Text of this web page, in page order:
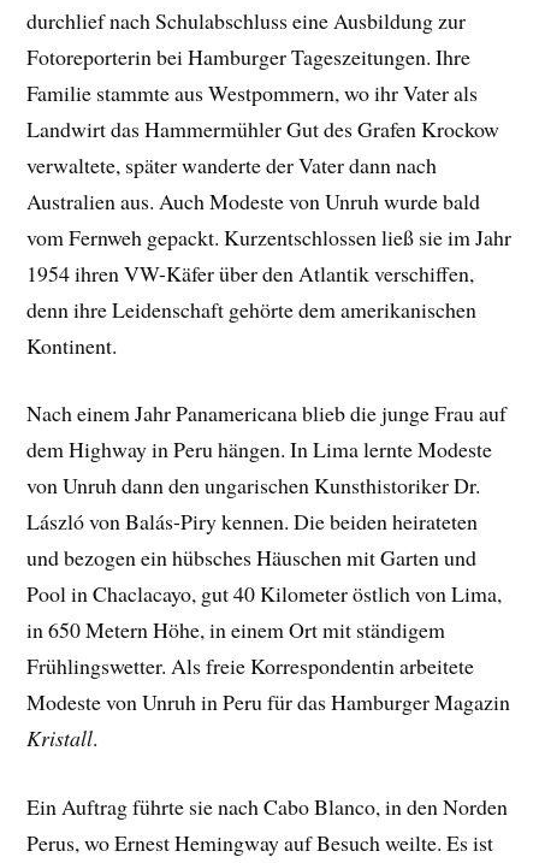
durchlief nach Schulabschluss eine Ausbildung zur
Fotoreporterin bei Hamburger Tageszeitungen. Ihre
Familie stammte aus Westpommern, wo ihr Vater als
Landwirt das Hammermühler Gut des Grafen Krockow
verwaltete, später wanderte der Vater dann nach
Australien aus. Auch Modeste von Unruh wurde bald
vom Fernweh gepackt. Kurzentschlossen ließ sie im Jahr
1954 ihren VW-Käfer über den Atlantik verschiffen,
denn ihre Leidenschaft gehörte dem amerikanischen
Kontinent.
Nach einem Jahr Panamericana blieb die junge Frau auf
dem Highway in Peru hängen. In Lima lernte Modeste
von Unruh dann den ungarischen Kunsthistoriker Dr.
László von Balás-Piry kennen. Die beiden heirateten
und bezogen ein hübsches Häuschen mit Garten und
Pool in Chaclacayo, gut 40 Kilometer östlich von Lima,
in 650 Metern Höhe, in einem Ort mit ständigem
Frühlingswetter. Als freie Korrespondentin arbeitete
Modeste von Unruh in Peru für das Hamburger Magazin
Kristall.
Ein Auftrag führte sie nach Cabo Blanco, in den Norden
Perus, wo Ernest Hemingway auf Besuch weilte. Es ist